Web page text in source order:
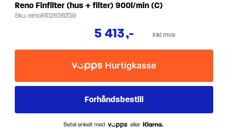
Reno Finfilter (hus + filter) 900l/min (C)
Sku.reno8102856359
5 413,- inkl mva
Betal enkelt med eller